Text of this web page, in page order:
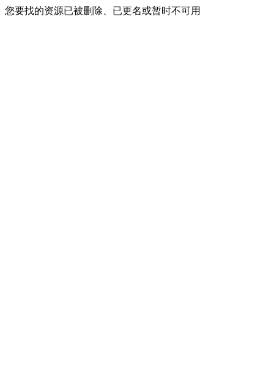
您要找的资源已被删除、已更名或暂时不可用